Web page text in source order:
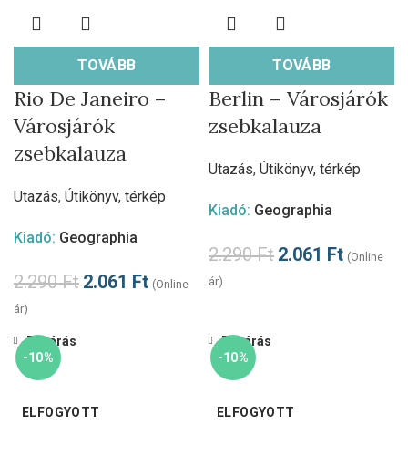
TOVÁBB
Rio De Janeiro –
Városjárók
zsebkalauza
Utazás, Útikönyv, térkép
Kiadó: Geographia
2.290Ft 2.061 Ft (Online
ár)
TOVÁBB
Berlin – Városjárók
zsebkalauza
Utazás, Útikönyv, térkép
Kiadó: Geographia
2.290Ft 2.061 Ft (Online
ár)
-10%
ELFOGYOTT
Bezárás
-10%
ELFOGYOTT
Bezárás